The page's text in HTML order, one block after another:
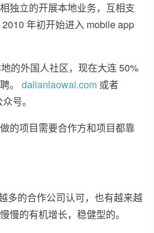
独立的开展本地业务，互相支
年初开始进入 mobile app
的外国人社区，现在大连 50%
。 dalianlaowai.com 或者
号。
的项目需要合作方和项目都靠
多的合作公司认可，也有越来越
慢的有机增长，稳健型的。